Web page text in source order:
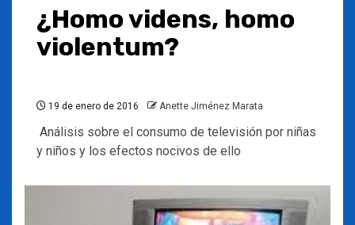
¿Homo videns, homo
violentum?
19 de enero de 2016 Anette Jiménez Marata
Análisis sobre el consumo de televisión por niñas
y niños y los efectos nocivos de ello